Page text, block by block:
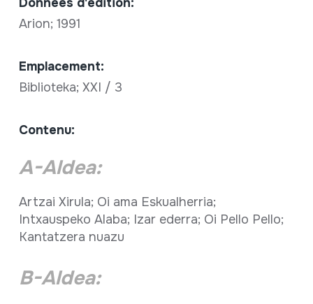
Arion; 1991
Emplacement:
Biblioteka; XXI / 3
Contenu:
A-Aldea:
Artzai Xirula; Oi ama Eskualherria;
Intxauspeko Alaba; Izar ederra; Oi Pello Pello;
Kantatzera nuazu
B-Aldea: